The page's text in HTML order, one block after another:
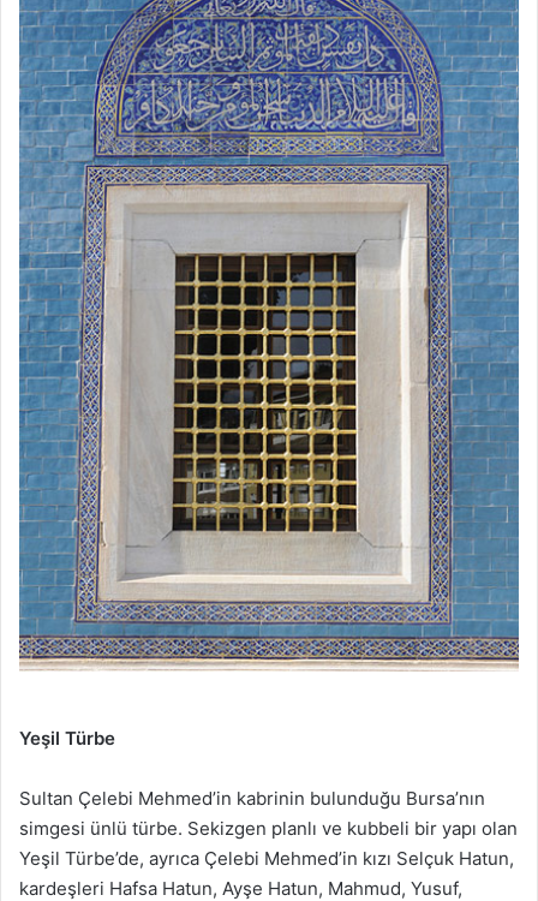
Yeşil Türbe
Sultan Çelebi Mehmed’in kabrinin bulunduğu Bursa’nın
simgesi ünlü türbe. Sekizgen planlı ve kubbeli bir yapı olan
Yeşil Türbe’de, ayrıca Çelebi Mehmed’in kızı Selçuk Hatun,
kardeşleri Hafsa Hatun, Ayşe Hatun, Mahmud, Yusuf,